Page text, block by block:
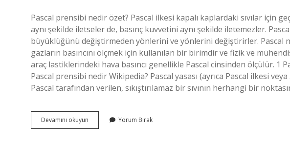
Pascal prensibi nedir özet? Pascal ilkesi kapalı kaplardaki sıvılar için
aynı şekilde iletseler de, basınç kuvvetini aynı şekilde iletemezler.
büyüklüğünü değiştirmeden yönlerini ve yönlerini değiştirirler. Pascal
gazların basıncını ölçmek için kullanılan bir birimdir ve fizik ve
araç lastiklerindeki hava basıncı genellikle Pascal cinsinden ölçülür. 1
Pascal prensibi nedir Wikipedia? Pascal yasası (ayrıca Pascal ilkesi veya
Pascal tarafından verilen, sıkıştırılamaz bir sıvının herhangi bir
Devamını okuyun
Prensibi
Yorum Bırak